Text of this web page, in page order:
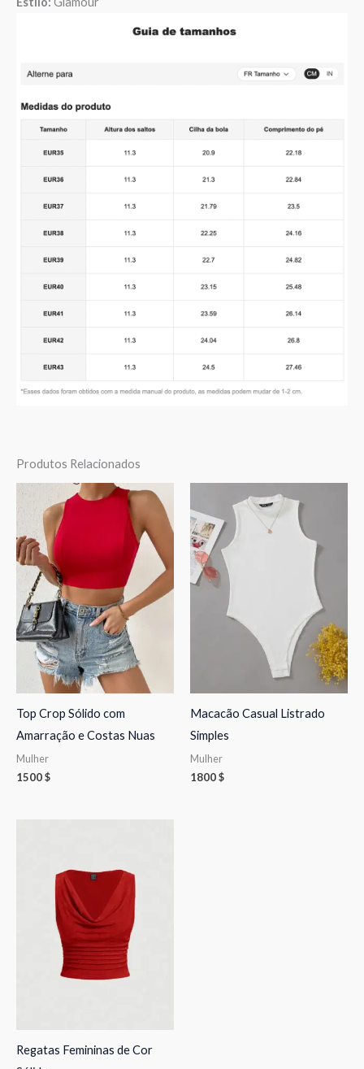
Produtos Relacionados
Top Crop Sólido com
Amarração e Costas Nuas
Mulher
1500$
Macacão Casual Listrado
Simples
Mulher
1800$
Regatas Femininas de Cor